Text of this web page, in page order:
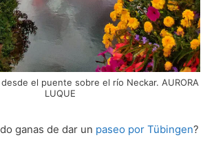
el puente sobre el río Neckar. AURORA
LUQUE
ganas de dar un paseo por Tübingen?